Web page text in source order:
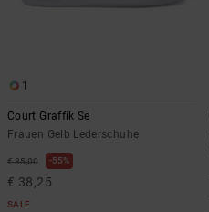
1
Court Graffik Se
Frauen Gelb Lederschuhe
€ 85,00 55%
€ 38,25
SALE